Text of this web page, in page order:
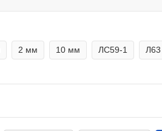
2 мм 10 мм ЛС59-1 Л63